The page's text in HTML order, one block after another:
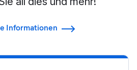
Informationen